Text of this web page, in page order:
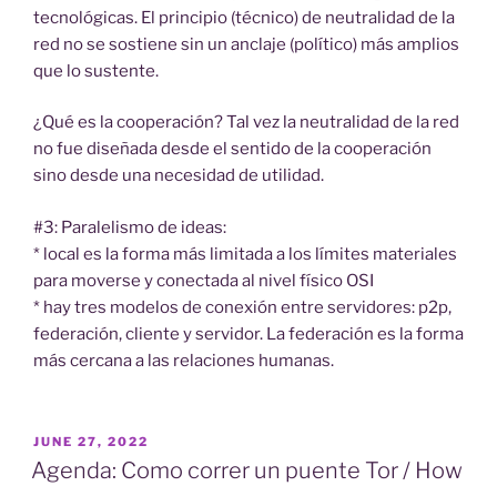
tecnológicas. El principio (técnico) de neutralidad de la
red no se sostiene sin un anclaje (político) más amplios
que lo sustente.
¿Qué es la cooperación? Tal vez la neutralidad de la red
no fue diseñada desde el sentido de la cooperación
sino desde una necesidad de utilidad.
#3: Paralelismo de ideas:
* local es la forma más limitada a los límites materiales
para moverse y conectada al nivel físico OSI
* hay tres modelos de conexión entre servidores: p2p,
federación, cliente y servidor. La federación es la forma
más cercana a las relaciones humanas.
POSTED
ON
JUNE 27, 2022
Agenda: Como correr un puente Tor / How